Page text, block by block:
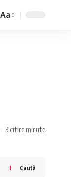
Font
Aa
3 citire minute
Caută